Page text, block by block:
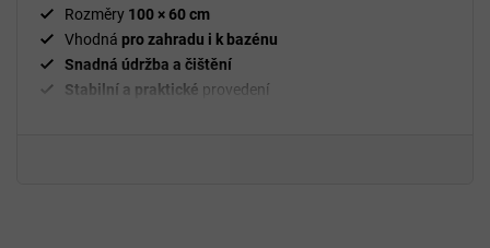
Rozměry 100 × 60 cm
Vhodná pro zahradu i k bazénu
Snadná údržba a čištění
Stabilní a praktické provedení